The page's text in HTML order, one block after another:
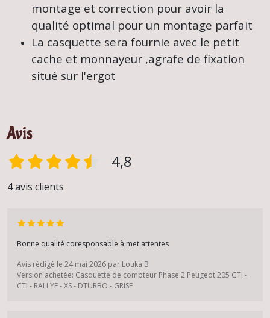
montage et correction pour avoir la
qualité optimal pour un montage parfait
La casquette sera fournie avec le petit
cache et monnayeur ,agrafe de fixation
situé sur l'ergot
Avis
4,8
4 avis clients
Bonne qualité coresponsable à met attentes
Avis rédigé le 24 mai 2026 par Louka B
Version achetée: Casquette de compteur Phase 2 Peugeot 205 GTI -
CTI - RALLYE - XS - DTURBO - GRISE